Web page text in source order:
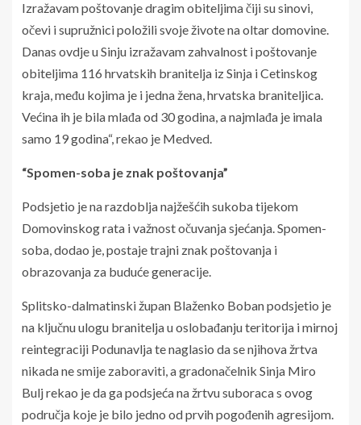
Izražavam poštovanje dragim obiteljima čiji su sinovi,
očevi i supružnici položili svoje živote na oltar domovine.
Danas ovdje u Sinju izražavam zahvalnost i poštovanje
obiteljima 116 hrvatskih branitelja iz Sinja i Cetinskog
kraja, među kojima je i jedna žena, hrvatska braniteljica.
Većina ih je bila mlađa od 30 godina, a najmlađa je imala
samo 19 godina“, rekao je Medved.
“Spomen-soba je znak poštovanja”
Podsjetio je na razdoblja najžešćih sukoba tijekom
Domovinskog rata i važnost očuvanja sjećanja. Spomen-
soba, dodao je, postaje trajni znak poštovanja i
obrazovanja za buduće generacije.
Splitsko-dalmatinski župan Blaženko Boban podsjetio je
na ključnu ulogu branitelja u oslobađanju teritorija i mirnoj
reintegraciji Podunavlja te naglasio da se njihova žrtva
nikada ne smije zaboraviti, a gradonačelnik Sinja Miro
Bulj rekao je da ga podsjeća na žrtvu suboraca s ovog
područja koje je bilo jedno od prvih pogođenih agresijom.